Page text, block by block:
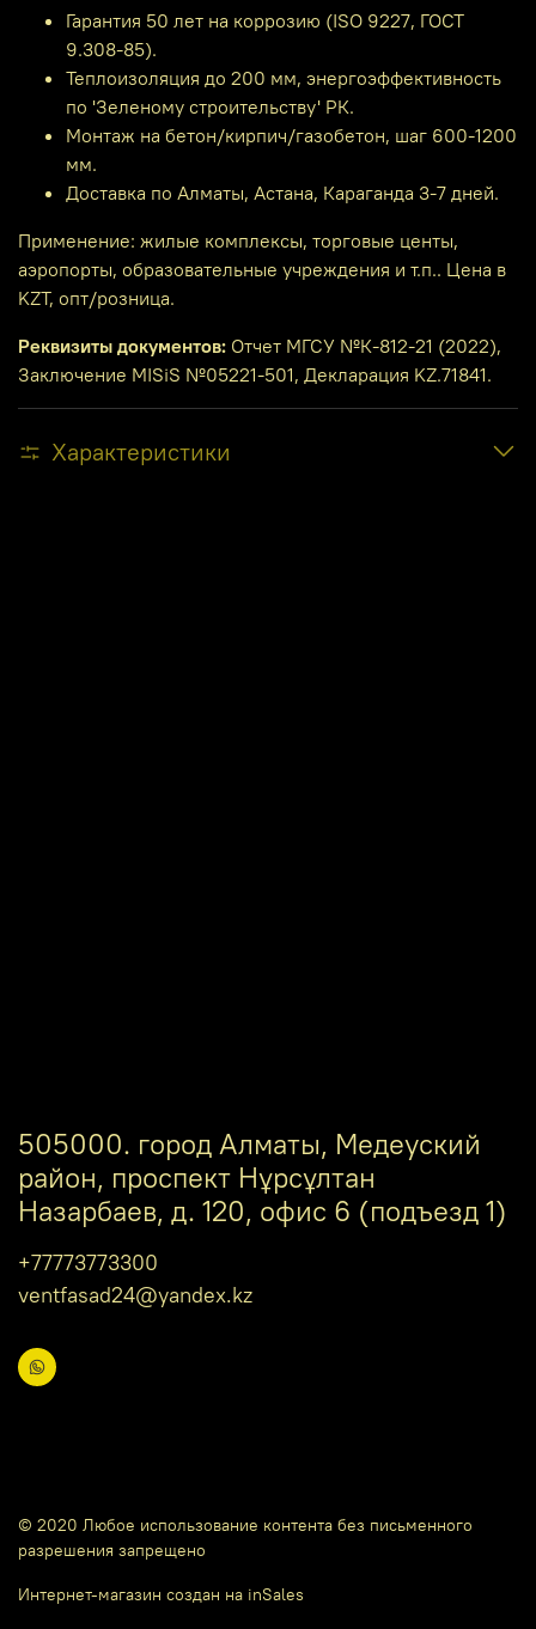
Гарантия 50 лет на коррозию (ISO 9227, ГОСТ
9.308-85).
Теплоизоляция до 200 мм, энергоэффективность
по 'Зеленому строительству' РК.
Монтаж на бетон/кирпич/газобетон, шаг 600-1200
мм.
Доставка по Алматы, Астана, Караганда 3-7 дней.
Применение: жилые комплексы, торговые центы,
аэропорты, образовательные учреждения и т.п.. Цена в
KZT, опт/розница.
Реквизиты документов: Отчет МГСУ №К-812-21 (2022),
Заключение MISiS №05221-501, Декларация KZ.71841.
Характеристики
505000. город Алматы, Медеуский
район, проспект Нұрсұлтан
Назарбаев, д. 120, офис 6 (подъезд 1)
+77773773300
ventfasad24@yandex.kz
© 2020 Любое использование контента без письменного
разрешения запрещено
Интернет-магазин создан на inSales